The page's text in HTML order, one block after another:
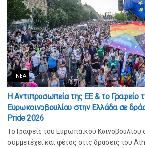
ΝΈΑ
Η Αντιπροσωπεία της ΕΕ & το Γραφείο
Ευρωκοινοβουλίου στην Ελλάδα σε
Pride 2026
Το Γραφείο του Ευρωπαϊκού Κοινοβουλίου
συμμετέχει και φέτος στις δράσεις του